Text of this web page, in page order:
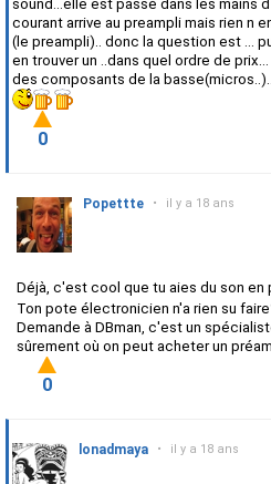
sound...elle est passé dans les mains
courant arrive au preampli mais rien n
(le preampli).. donc la question est ...
en trouver un ..dans quel ordre de
des composants de la
0
Popettte • il y a 18 ans
Déjà, c'est cool que tu aies du son en
Ton pote électronicien n'a rien su
Demande à DBman, c'est un
sûrement où on peut acheter un
0
lonadmaya • il y a 18 ans